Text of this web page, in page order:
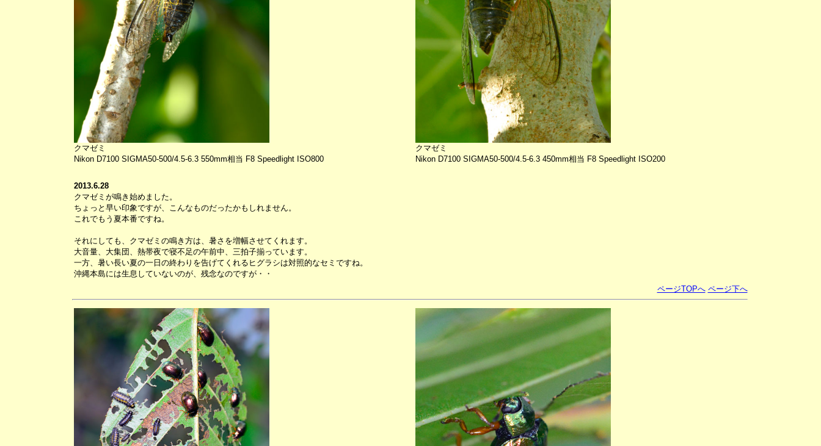
クマゼミ
Nikon D7100 SIGMA50-500/4.5-6.3 550mm相当 F8 Speedlight ISO800
クマゼミ
Nikon D7100 SIGMA50-500/4.5-6.3 450mm相当 F8 Speedlight ISO200
2013.6.28
クマゼミが鳴き始めました。
ちょっと早い印象ですが、こんなものだったかもしれません。
これでもう夏本番ですね。
それにしても、クマゼミの鳴き方は、暑さを増幅させてくれます。
大音量、大集団、熱帯夜で寝不足の午前中、三拍子揃っています。
一方、暑い長い夏の一日の終わりを告げてくれるヒグラシは対照的なセミですね。
沖縄本島には生息していないのが、残念なのですが・・
ページTOPへ ページ下へ